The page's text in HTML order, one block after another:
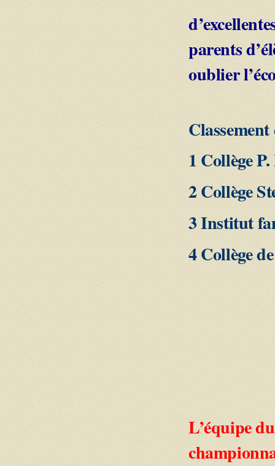
parents
oublier
Classement
1 Collège
2 Collège
3 Institut
4 Collège
L’équipe